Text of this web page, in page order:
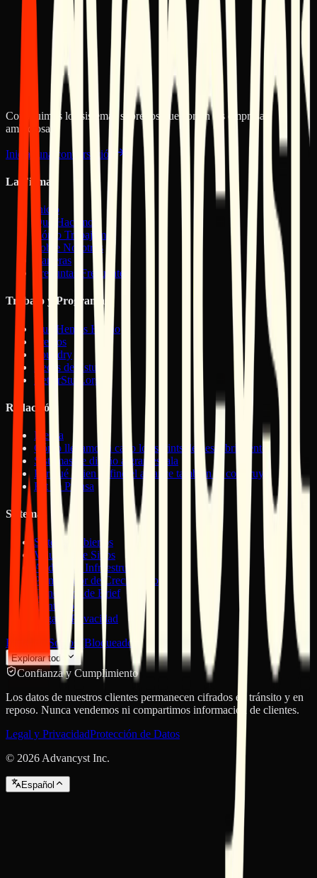
¿Qué estás intentando construir?
¿Qué áreas están involucradas? (Opcional)
Sitio Web / Landing Page
CRM / Sistemas Internos
IA y Automatizaciones
Operaciones / Flujo de Trabajo
Aún no estoy seguro
Solicitar Revisión de Construcción
Construimos los sistemas sobre los que corren las empresas
ambiciosas.
Iniciar una conversación
La Firma
Inicio
Qué Hacemos
Cómo Trabajamos
Sobre Nosotros
Carreras
Preguntas Frecuentes
Trabajo y Programas
Qué Hemos Hecho
Precios
Foundry
Becas de Estudio
BetterStuff.org
Redacción
Prensa
Cómo llevamos a cabo los sprints de descubrimiento
Sistemas de diseño a gran escala
Por qué quien define el alcance también lo construye
Kit de Prensa
Sistemas
Sistemas Abiertos
Valuador de Sitios
Auditor de Infraestructura
Planificador de Crecimiento
Generador de Brief
Contacto
Legal y Privacidad
Portal de Socios (Bloqueado)
Explorar todo
Confianza y Cumplimiento
Los datos de nuestros clientes permanecen cifrados en tránsito y en
reposo. Nunca vendemos ni compartimos información de clientes.
Legal y PrivacidadProtección de Datos
© 2026 Advancyst Inc.
Español